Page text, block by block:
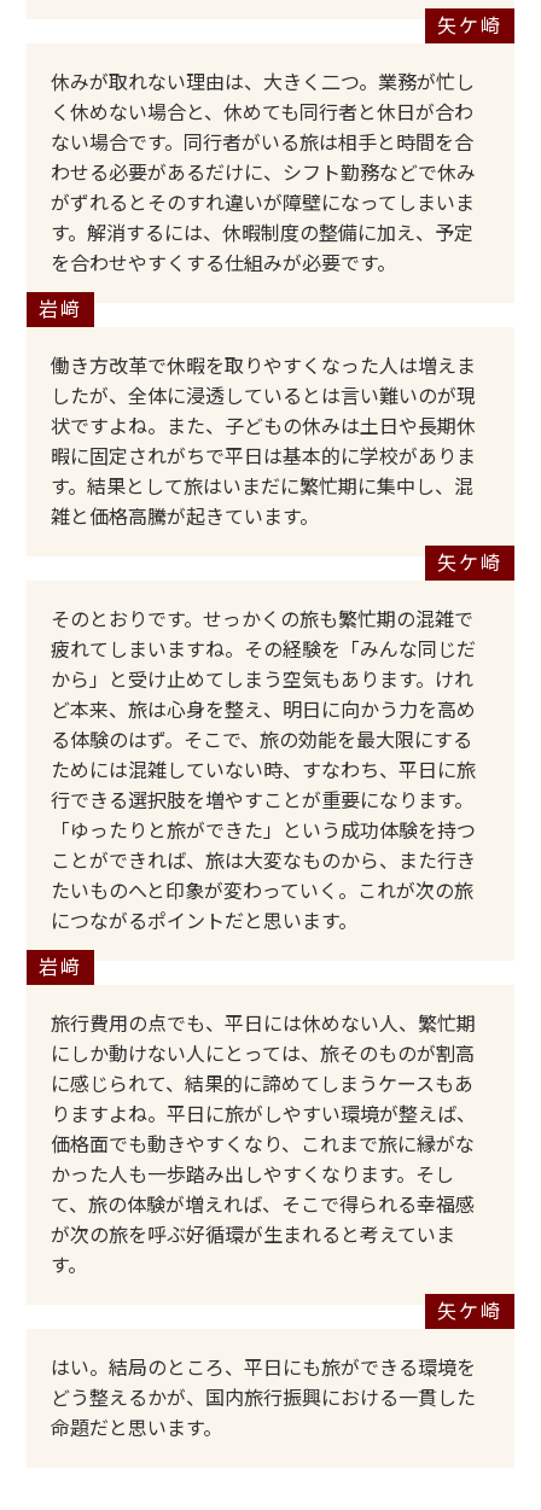
休みが取れない理由は、大きく二つ。業務が忙し
く休めない場合と、休めても同行者と休日が合わ
ない場合です。同行者がいる旅は相手と時間を合
わせる必要があるだけに、シフト勤務などで休み
がずれるとそのすれ違いが障壁になってしまいま
す。解消するには、休暇制度の整備に加え、予定
を合わせやすくする仕組みが必要です。
働き方改革で休暇を取りやすくなった人は増えま
したが、全体に浸透しているとは言い難いのが現
状ですよね。また、子どもの休みは土日や長期休
暇に固定されがちで平日は基本的に学校がありま
す。結果として旅はいまだに繁忙期に集中し、混
雑と価格高騰が起きています。
そのとおりです。せっかくの旅も繁忙期の混雑で
疲れてしまいますね。その経験を「みんな同じだ
から」と受け止めてしまう空気もあります。けれ
ど本来、旅は心身を整え、明日に向かう力を高め
る体験のはず。そこで、旅の効能を最大限にする
ためには混雑していない時、すなわち、平日に旅
行できる選択肢を増やすことが重要になります。
「ゆったりと旅ができた」という成功体験を持つ
ことができれば、旅は大変なものから、また行き
たいものへと印象が変わっていく。これが次の旅
につながるポイントだと思います。
旅行費用の点でも、平日には休めない人、繁忙期
にしか動けない人にとっては、旅そのものが割高
に感じられて、結果的に諦めてしまうケースもあ
りますよね。平日に旅がしやすい環境が整えば、
価格面でも動きやすくなり、これまで旅に縁がな
かった人も一歩踏み出しやすくなります。そし
て、旅の体験が増えれば、そこで得られる幸福感
が次の旅を呼ぶ好循環が生まれると考えていま
す。
はい。結局のところ、平日にも旅ができる環境を
どう整えるかが、国内旅行振興における一貫した
命題だと思います。